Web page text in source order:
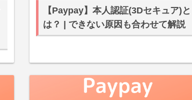
【Paypay】本人認証(3Dセキュア)と
は？ | できない原因も合わせて解説